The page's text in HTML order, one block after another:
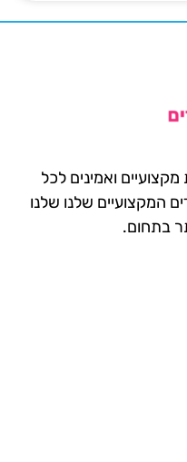
ואמינים לכל
המקצועיים שלנו שלנו
בתחום.